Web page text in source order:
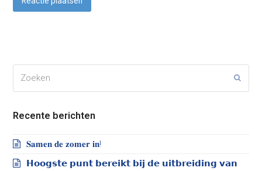
Recente berichten
𝐒𝐚𝐦𝐞𝐧 𝐝𝐞 𝐳𝐨𝐦𝐞𝐫 𝐢𝐧!
𝗛𝗼𝗼𝗴𝘀𝘁𝗲 𝗽𝘂𝗻𝘁 𝗯𝗲𝗿𝗲𝗶𝗸𝘁 𝗯𝗶𝗷 𝗱𝗲 𝘂𝗶𝘁𝗯𝗿𝗲𝗶𝗱𝗶𝗻𝗴 𝘃𝗮𝗻